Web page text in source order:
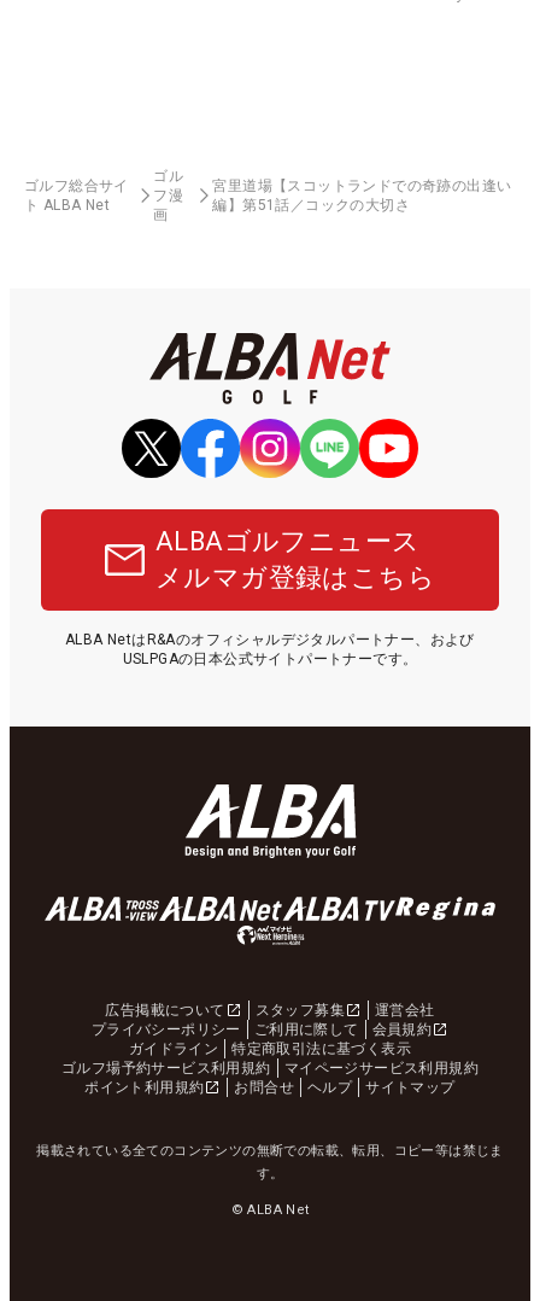
ゴルフ総合サイ
ト ALBA Net
ゴル
フ漫
画
宮里道場【スコットランドでの奇跡の出逢い
編】第51話／コックの大切さ
ALBAゴルフニュース
メルマガ登録はこちら
ALBA NetはR&Aのオフィシャルデジタルパートナー、および
USLPGAの日本公式サイトパートナーです。
広告掲載について スタッフ募集
運営会社
プライバシーポリシー
ご利用に際して
会員規約
ガイドライン
特定商取引法に基づく表示
ゴルフ場予約サービス利用規約
マイページサービス利用規約
ポイント利用規約
お問合せ ヘルプ サイトマップ
掲載されている全てのコンテンツの無断での転載、転用、コピー等は禁じま
す。
© ALBA Net